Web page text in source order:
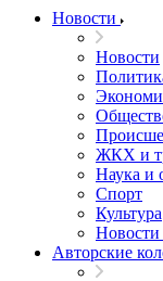
Новости
Новости
ЖКХ и
Наука и
Спорт
Культура
Авторские